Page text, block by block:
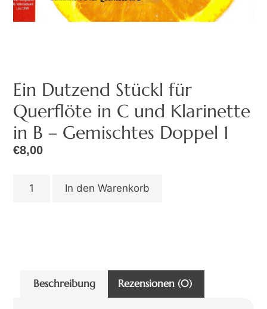
Ein Dutzend Stückl für
Querflöte in C und Klarinette
in B – Gemischtes Doppel 1
€8,00
In den Warenkorb
Beschreibung Rezensionen (0)